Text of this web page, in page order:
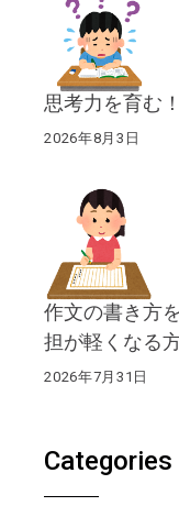
思考力を育む
2026年8月3日
作文の書き方
担が軽くなる
2026年7月31日
Categories